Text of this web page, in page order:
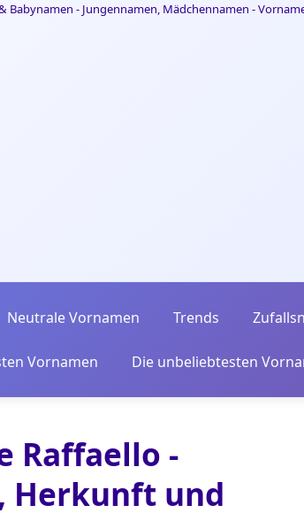
Neutrale Vornamen Trends
Vornamen Die unbeliebtesten
Raffaello -
Herkunft und